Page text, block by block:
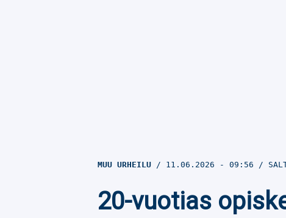
MUU URHEILU 11.06.2026 - 09:56
20-vuotias